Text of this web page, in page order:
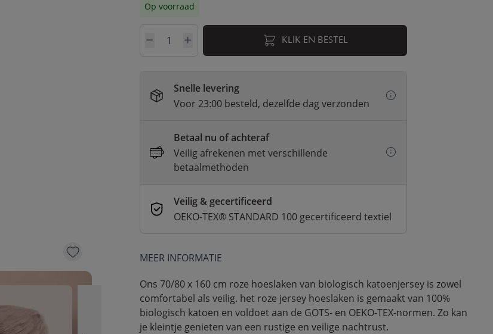
Op voorraad
Aantal KLIK EN BESTEL
Snelle levering
Voor 23:00 besteld, dezelfde dag verzonden
Betaal nu of achteraf
Veilig afrekenen met verschillende
betaalmethoden
Veilig & gecertificeerd
OEKO-TEX® STANDARD 100 gecertificeerd textiel
MEER INFORMATIE
Ons 70/80 x 160 cm roze hoeslaken van biologisch katoenjersey is zowel
comfortabel als veilig. het roze jersey hoeslaken is gemaakt van 100%
biologisch katoen en voldoet aan de GOTS- en OEKO-TEX-normen. Zo kan
je kleintje genieten van een rustige en veilige nachtrust.